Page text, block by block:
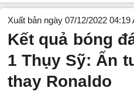
Xuất bản ngày 07/12/2022 04:19
Kết quả bóng
1 Thụy Sỹ: Ấn
thay Ronaldo